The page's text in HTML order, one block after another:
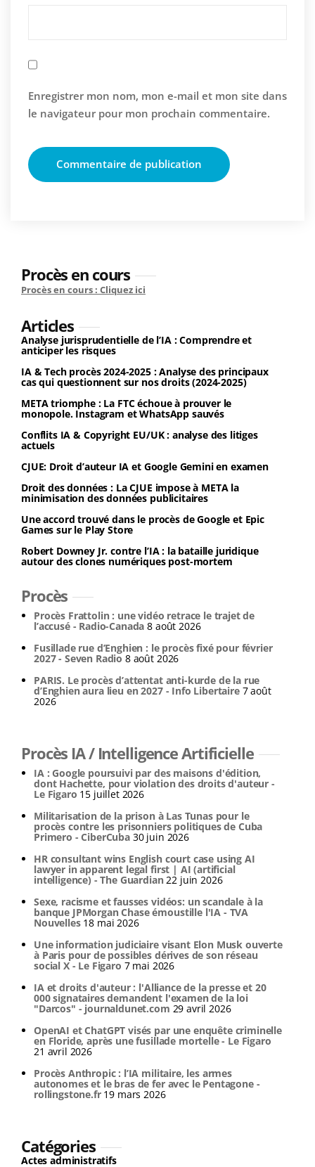
Enregistrer mon nom, mon e-mail et mon site dans
le navigateur pour mon prochain commentaire.
Procès en cours
Procès en cours : Cliquez ici
Articles
Analyse jurisprudentielle de l’IA : Comprendre et
anticiper les risques
IA & Tech procès 2024-2025 : Analyse des principaux
cas qui questionnent sur nos droits (2024-2025)
META triomphe : La FTC échoue à prouver le
monopole. Instagram et WhatsApp sauvés
Conflits IA & Copyright EU/UK : analyse des litiges
actuels
CJUE: Droit d’auteur IA et Google Gemini en examen
Droit des données : La CJUE impose à META la
minimisation des données publicitaires
Une accord trouvé dans le procès de Google et Epic
Games sur le Play Store
Robert Downey Jr. contre l’IA : la bataille juridique
autour des clones numériques post-mortem
Procès
Procès Frattolin : une vidéo retrace le trajet de
l’accusé - Radio-Canada 8 août 2026
Fusillade rue d’Enghien : le procès fixé pour février
2027 - Seven Radio 8 août 2026
PARIS. Le procès d’attentat anti-kurde de la rue
d’Enghien aura lieu en 2027 - Info Libertaire 7 août
2026
Procès IA / Intelligence Artificielle
IA : Google poursuivi par des maisons d'édition,
dont Hachette, pour violation des droits d'auteur -
Le Figaro 15 juillet 2026
Militarisation de la prison à Las Tunas pour le
procès contre les prisonniers politiques de Cuba
Primero - CiberCuba 30 juin 2026
HR consultant wins English court case using AI
lawyer in apparent legal first | AI (artificial
intelligence) - The Guardian 22 juin 2026
Sexe, racisme et fausses vidéos: un scandale à la
banque JPMorgan Chase émoustille l'IA - TVA
Nouvelles 18 mai 2026
Une information judiciaire visant Elon Musk ouverte
à Paris pour de possibles dérives de son réseau
social X - Le Figaro 7 mai 2026
IA et droits d'auteur : l'Alliance de la presse et 20
000 signataires demandent l'examen de la loi
"Darcos" - journaldunet.com 29 avril 2026
OpenAI et ChatGPT visés par une enquête criminelle
en Floride, après une fusillade mortelle - Le Figaro
21 avril 2026
Procès Anthropic : l’IA militaire, les armes
autonomes et le bras de fer avec le Pentagone -
rollingstone.fr 19 mars 2026
Catégories
Actes administratifs